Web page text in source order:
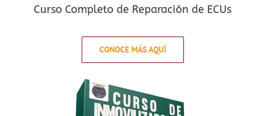
Curso Completo de Reparación de ECUs
CONOCE MÁS AQUÍ